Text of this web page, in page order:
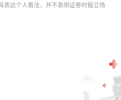
表达个人看法，并不表明证券时报立场